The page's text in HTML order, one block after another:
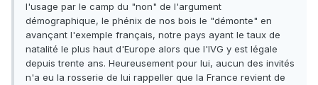
l'usage par le camp du "non" de l'argument
démographique, le phénix de nos bois le "démonte" en
avançant l'exemple français, notre pays ayant le taux de
natalité le plus haut d'Europe alors que l'IVG y est légale
depuis trente ans. Heureusement pour lui, aucun des invités
n'a eu la rosserie de lui rappeller que la France revient de